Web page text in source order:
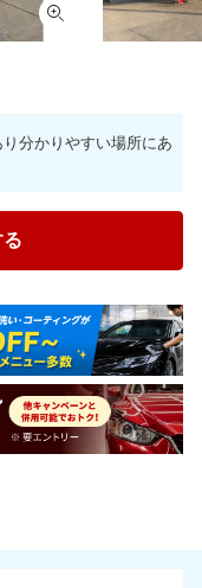
分かりやすい場所にあ